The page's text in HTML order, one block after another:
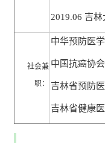
2019.06 吉林
社会兼
职：
中华预防医
中国抗癌协
吉林省预防
吉林省健康